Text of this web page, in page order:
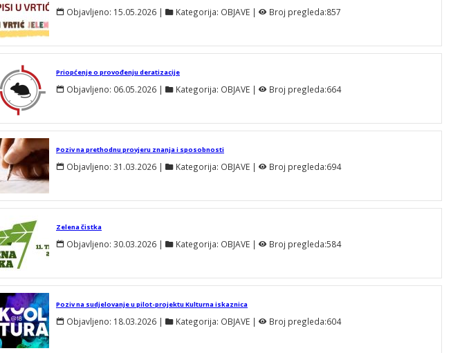
Objavljeno: 15.05.2026 | Kategorija: OBJAVE | Broj pregleda:857
Priopćenje o provođenju deratizacije
Objavljeno: 06.05.2026 | Kategorija: OBJAVE | Broj pregleda:664
Poziv na prethodnu provjeru znanja i sposobnosti
Objavljeno: 31.03.2026 | Kategorija: OBJAVE | Broj pregleda:694
Zelena čistka
Objavljeno: 30.03.2026 | Kategorija: OBJAVE | Broj pregleda:584
Poziv na sudjelovanje u pilot-projektu Kulturna iskaznica
Objavljeno: 18.03.2026 | Kategorija: OBJAVE | Broj pregleda:604